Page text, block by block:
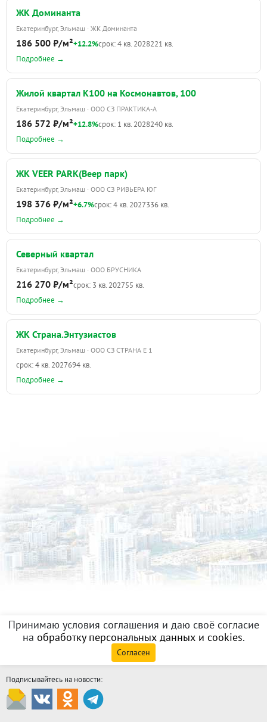
ЖК Доминанта
Екатеринбург, Эльмаш · ЖК Доминанта
186 500 ₽/м²+12.2%срок: 4 кв. 2028221 кв.
Подробнее →
Жилой квартал К100 на Космонавтов, 100
Екатеринбург, Эльмаш · ООО СЗ ПРАКТИКА-А
186 572 ₽/м²+12.8%срок: 1 кв. 2028240 кв.
Подробнее →
ЖК VEER PARK(Веер парк)
Екатеринбург, Эльмаш · ООО СЗ РИВЬЕРА ЮГ
198 376 ₽/м²+6.7%срок: 4 кв. 2027336 кв.
Подробнее →
Северный квартал
Екатеринбург, Эльмаш · ООО БРУСНИКА
216 270 ₽/м²срок: 3 кв. 202755 кв.
Подробнее →
ЖК Страна.Энтузиастов
Екатеринбург, Эльмаш · ООО СЗ СТРАНА Е 1
срок: 4 кв. 2027694 кв.
Подробнее →
Принимаю условия соглашения и даю своё согласие
на обработку персональных данных и cookies.
Согласен
Подписывайтесь на новости: